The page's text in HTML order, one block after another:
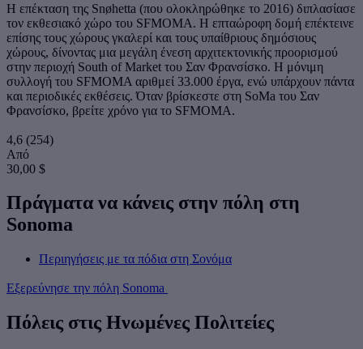
Η επέκταση της Snøhetta (που ολοκληρώθηκε το 2016) διπλασίασε
τον εκθεσιακό χώρο του SFMOMA. Η επταώροφη δομή επέκτεινε
επίσης τους χώρους γκαλερί και τους υπαίθριους δημόσιους
χώρους, δίνοντας μια μεγάλη ένεση αρχιτεκτονικής προορισμού
στην περιοχή South of Market του Σαν Φρανσίσκο. Η μόνιμη
συλλογή του SFMOMA αριθμεί 33.000 έργα, ενώ υπάρχουν πάντα
και περιοδικές εκθέσεις. Όταν βρίσκεστε στη SoMa του Σαν
Φρανσίσκο, βρείτε χρόνο για το SFMOMA.
4,6 (254)
Από
30,00 $
Πράγματα να κάνεις στην πόλη στη
Sonoma
Περιηγήσεις με τα πόδια στη Σονόμα
Εξερεύνησε την πόλη Sonoma
Πόλεις στις Ηνωμένες Πολιτείες